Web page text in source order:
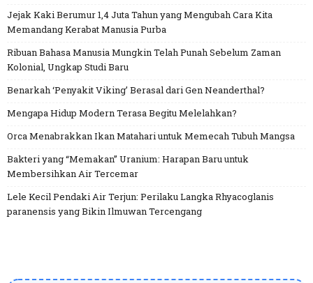
Jejak Kaki Berumur 1,4 Juta Tahun yang Mengubah Cara Kita
Memandang Kerabat Manusia Purba
Ribuan Bahasa Manusia Mungkin Telah Punah Sebelum Zaman
Kolonial, Ungkap Studi Baru
Benarkah ‘Penyakit Viking’ Berasal dari Gen Neanderthal?
Mengapa Hidup Modern Terasa Begitu Melelahkan?
Orca Menabrakkan Ikan Matahari untuk Memecah Tubuh Mangsa
Bakteri yang “Memakan” Uranium: Harapan Baru untuk
Membersihkan Air Tercemar
Lele Kecil Pendaki Air Terjun: Perilaku Langka Rhyacoglanis
paranensis yang Bikin Ilmuwan Tercengang